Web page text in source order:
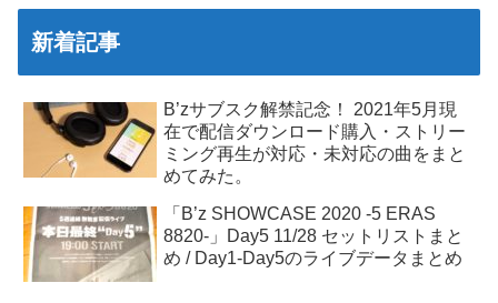
新着記事
B’zサブスク解禁記念！ 2021年5月現
在で配信ダウンロード購入・ストリー
ミング再生が対応・未対応の曲をまと
めてみた。
「B’z SHOWCASE 2020 -5 ERAS
8820-」Day5 11/28 セットリストまと
め / Day1-Day5のライブデータまとめ